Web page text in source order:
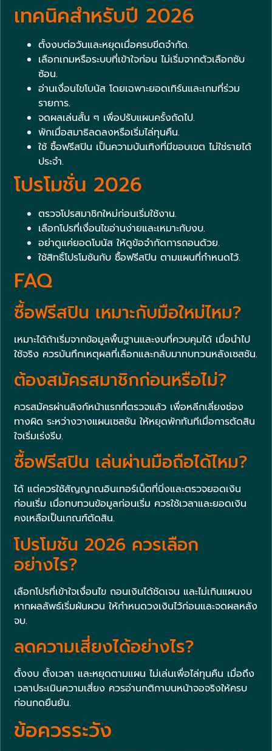
เทคนิคสำหรับปี 2026
ตั้งงบต่อวันและหยุดเมื่อครบขีดจำกัด.
เลือกเกมหรือระบบที่เข้าใจก่อน ไม่เริ่มจากตัวเลือกซับ
ซ้อน.
อ่านเงื่อนไขโบนัส โดยเฉพาะยอดเทิร์นและเกมที่ร่วม
รายการ.
จดผลเล่นสั้น ๆ เพื่อปรับแผนครั้งถัดไป.
พักเมื่อสมาธิลดลงหรือเริ่มไล่ทุนคืน.
ใช้ ซื้อฟรีสปิน เป็นความบันเทิงที่มีขอบเขต ไม่ใช่รายได้
ประจำ.
โปรโมชั่น 2026
ตรวจโปรสมาชิกใหม่ก่อนเริ่มใช้งาน.
เลือกโปรที่เงื่อนไขอ่านง่ายและเหมาะกับงบ.
อย่าดูแค่ยอดโบนัส ให้ดูข้อจำกัดการถอนด้วย.
ใช้สิทธิ์โปรโมชันกับ ซื้อฟรีสปิน ตามแผนที่กำหนดไว้.
FAQ
ซื้อฟรีสปิน เหมาะกับมือใหม่ไหม?
เหมาะได้ถ้าเริ่มจากข้อมูลพื้นฐานและงบที่ควบคุมได้ เมื่อนำไป
ใช้จริง ควรบันทึกเหตุผลที่เลือกและกลับมาทบทวนหลังเซสชัน.
ต้องสมัครสมาชิกก่อนหรือไม่?
ควรสมัครผ่านลิงก์หน้าแรกที่ตรวจแล้ว เพื่อหลีกเลี่ยงช่อง
ทางผิด ระหว่างวางแผนเซสชัน ให้หยุดพักทันทีเมื่อการตัดสิน
ใจเริ่มเร่งรีบ.
ซื้อฟรีสปิน เล่นผ่านมือถือได้ไหม?
ได้ แต่ควรใช้สัญญาณอินเทอร์เน็ตที่นิ่งและตรวจยอดเงิน
ก่อนเริ่ม เมื่อทบทวนข้อมูลก่อนเริ่ม ควรใช้เวลาและยอดเงิน
คงเหลือเป็นเกณฑ์ตัดสิน.
โปรโมชัน 2026 ควรเลือก
อย่างไร?
เลือกโปรที่เข้าใจเงื่อนไข ถอนเงินได้ชัดเจน และไม่เกินแผนงบ
หากผลลัพธ์เริ่มผันผวน ให้กำหนดวงเงินไว้ก่อนและจดผลหลัง
จบ.
ลดความเสี่ยงได้อย่างไร?
ตั้งงบ ตั้งเวลา และหยุดตามแผน ไม่เล่นเพื่อไล่ทุนคืน เมื่อถึง
เวลาประเมินความเสี่ยง ควรอ่านกติกาบนหน้าจอจริงให้ครบ
ก่อนกดยืนยัน.
ข้อควรระวัง